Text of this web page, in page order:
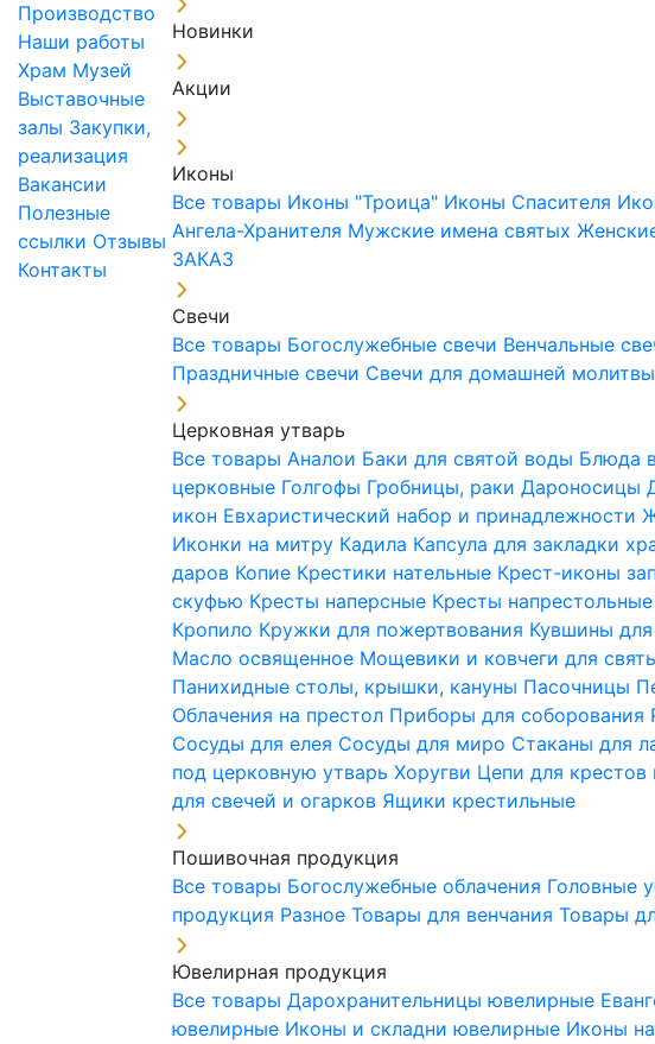
Производство
Наши работы
Храм Музей
Выставочные
залы Закупки,
реализация
Вакансии
Полезные
ссылки Отзывы
Контакты
Новинки
Акции
Иконы
Все товары Иконы "Троица" Иконы Спасителя
Ангела-Хранителя Мужские имена святых
ЗАКАЗ
Свечи
Все товары Богослужебные свечи Венчальные
Праздничные свечи Свечи для домашней молитвы
Церковная утварь
Все товарыАналои Баки для святой воды Блюда
церковные Голгофы Гробницы, ракиДароносицы
икон Евхаристический набор и принадлежности
Иконки на митру Кадила Капсула для закладки
даров Копие Крестики нательные Крест-иконы
скуфью Кресты наперсные Кресты напрестольные
Кропило Кружки для пожертвования Кувшины
Масло освященное Мощевики и ковчеги для
Панихидные столы, крышки, кануны Пасочницы
Облачения на престол Приборы для соборования
Сосуды для елея Сосуды для миро Стаканы для
под церковную утварьХоругви Цепи для крестов
для свечей и огарков Ящики крестильные
Пошивочная продукция
Все товары Богослужебные облачения Головные
продукция РазноеТовары для венчанияТовары
Ювелирная продукция
Все товарыДарохранительницы ювелирные
ювелирные Иконы и складни ювелирные Иконы